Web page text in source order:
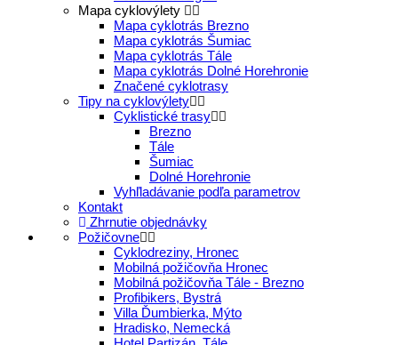
Mapa cyklovýlety
Mapa cyklotrás Brezno
Mapa cyklotrás Šumiac
Mapa cyklotrás Tále
Mapa cyklotrás Dolné Horehronie
Značené cyklotrasy
Tipy na cyklovýlety
Cyklistické trasy
Brezno
Tále
Šumiac
Dolné Horehronie
Vyhľladávanie podľa parametrov
Kontakt
Zhrnutie objednávky
Požičovne
Cyklodreziny, Hronec
Mobilná požičovňa Hronec
Mobilná požičovňa Tále - Brezno
Profibikers, Bystrá
Villa Ďumbierka, Mýto
Hradisko, Nemecká